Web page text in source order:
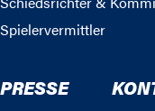
Spielervermittler
PRESSE